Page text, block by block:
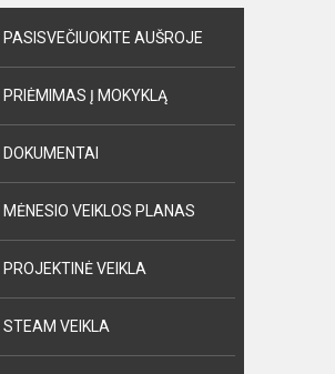
PASISVEČIUOKITE AUŠROJE
PRIĖMIMAS Į MOKYKLĄ
DOKUMENTAI
MĖNESIO VEIKLOS PLANAS
PROJEKTINĖ VEIKLA
STEAM VEIKLA